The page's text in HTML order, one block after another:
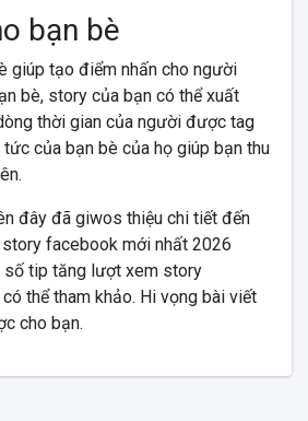
bạn bè
giúp tạo điểm nhấn cho người
bè, story của bạn có thể xuất
thời gian của người được tag
của bạn bè của họ giúp bạn thu
đây đã giwos thiệu chi tiết đến
facebook mới nhất 2026
số tip tăng lượt xem story
thể tham khảo. Hi vọng bài viết
cho bạn.